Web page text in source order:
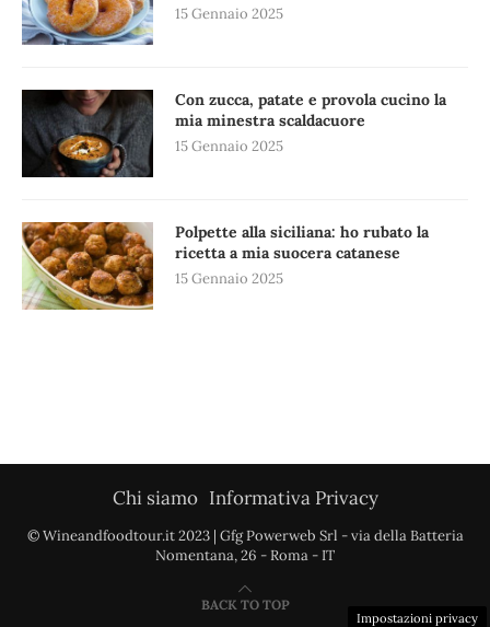
15 Gennaio 2025
Con zucca, patate e provola cucino la
mia minestra scaldacuore
15 Gennaio 2025
Polpette alla siciliana: ho rubato la
ricetta a mia suocera catanese
15 Gennaio 2025
Chi siamo Informativa Privacy
© Wineandfoodtour.it 2023 | Gfg Powerweb Srl - via della Batteria
Nomentana, 26 - Roma - IT
BACK TO TOP
Impostazioni privacy